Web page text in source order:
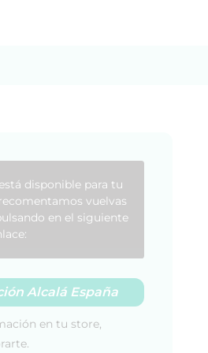
disponible para tu
vuelvas
en el siguiente
Alcalá España
en tu store,